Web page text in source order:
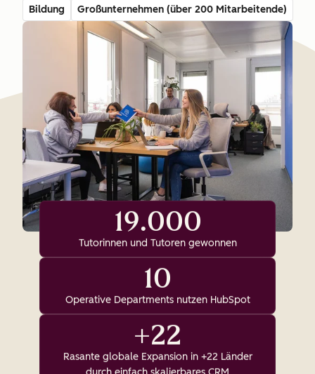
Bildung Großunternehmen (über 200 Mitarbeitende)
19.000
Tutorinnen und Tutoren gewonnen
10
Operative Departments nutzen HubSpot
+22
Rasante globale Expansion in +22 Länder